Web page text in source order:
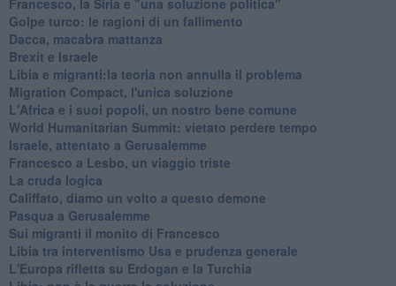
Golpe turco: le ragioni di un fallimento
Dacca, macabra mattanza
Brexit e Israele
Libia e migranti:la teoria non annulla il problema
Migration Compact, l'unica soluzione
L'Africa e i suoi popoli, un nostro bene comune
World Humanitarian Summit: vietato perdere tempo
Israele, attentato a Gerusalemme
Francesco a Lesbo, un viaggio triste
La cruda logica
Califfato, diamo un volto a questo demone
Pasqua a Gerusalemme
Sui migranti il monito di Francesco
Libia tra interventismo Usa e prudenza generale
L'Europa rifletta su Erdogan e la Turchia